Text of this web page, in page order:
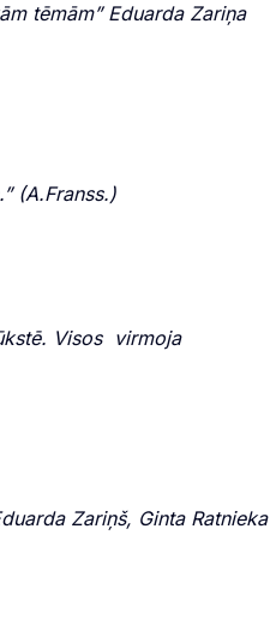
tēmām” Eduarda Zariņa
(A.Franss.)
Visos virmoja
Zariņš, Ginta Ratnieka